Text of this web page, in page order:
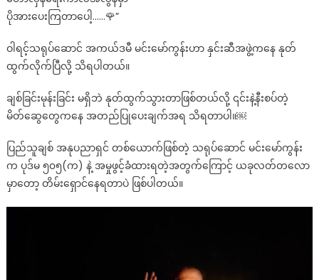
ပိုအားပေးကြတာပေါ့……🌹”
ဝါရင့်သရုပ်ဆောင် အကယ်ဒမီ မင်းမော်ကွန်းဟာ နှင်းဆီအဖွဲ့ကနေ နုတ်
ထွက်လိုက်ပြီလို့ သိရပါတယ်။
ချစ်ခြင်းမုန်းခြင်း မရှိဘဲ နုတ်ထွက်သွားတာဖြစ်တယ်လို့ ၎င်းနဲ့နီးစပ်တဲ့
မိတ်ဆွေတွေကနေ အတည်ပြုပေးချက်အရ သိရတာပါ။￼
ပြည်သူချစ် အနုပညာရှင် တစ်ယောက်ဖြစ်တဲ့ သရုပ်ဆောင် မင်းမော်ကွန်း
က ပုဒ်မ ၅၀၅(က) နဲ့ အမှုဖွင့်ခံထားရတဲ့အတွက်ကြောင့် ယခုလတ်တလော
မှာတော့ တိမ်းရှောင်နေရတာပဲ ဖြစ်ပါတယ်။